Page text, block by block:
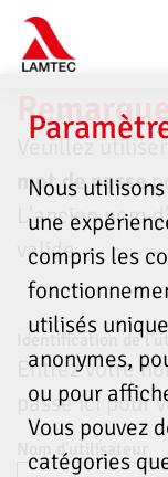
Veuillez
mot de passe
L'ancien nom
valide.
Identification de
Entrez votre
passe ici pour
Nom d'utilisateur
Nous
une
compris les
utilisés
anonymes,
ou pour
Vous pouvez
catégories